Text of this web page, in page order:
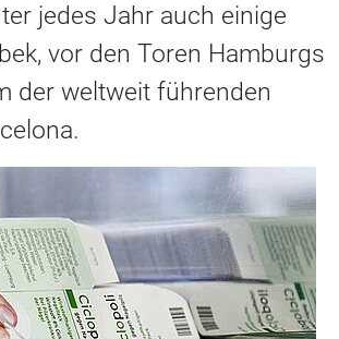
jedes Jahr auch einige
vor den Toren Hamburgs
der weltweit führenden